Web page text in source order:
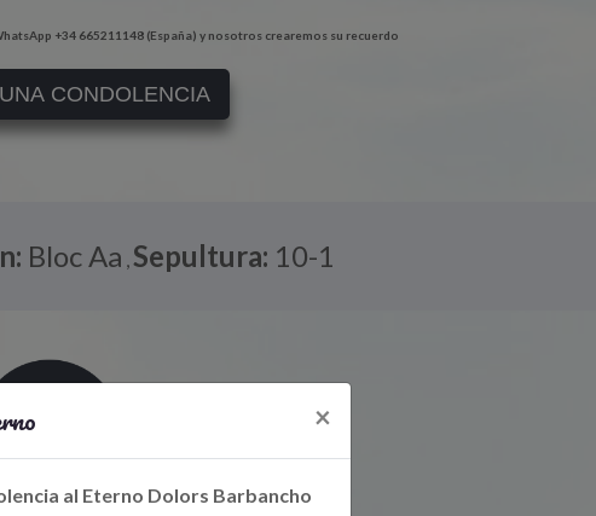
+34 665211148 (España) y nosotros crearemos su recuerdo
CONDOLENCIA
Bloc Aa ,Sepultura: 10-1
×
al Eterno Dolors Barbancho